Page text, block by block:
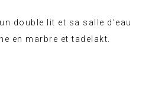
double lit et sa salle d’eau
en marbre et tadelakt.